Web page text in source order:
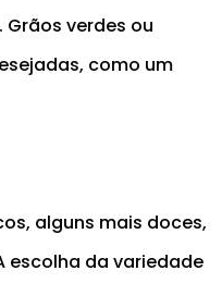
verdes ou
como um
alguns mais doces,
escolha da variedade